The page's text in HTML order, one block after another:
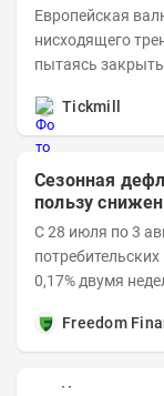
Европейская
нисходящего
пытаясь
Tickmill
Сезонная
пользу
С 28 июля по 3
потребительских
0,17% двумя
Freedom